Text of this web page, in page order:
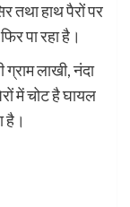
तथा हाथ पैरों पर
पा रहा है।
लाखी, नंदा
में चोट है घायल
है।